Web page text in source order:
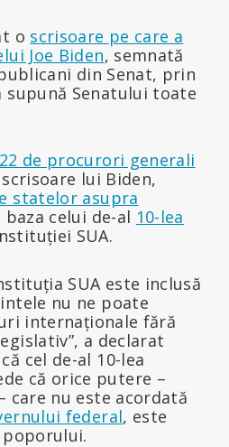
o scrisoare pe care a
Joe Biden, semnată
din Senat, prin
supună Senatului toate
22 de procurori generali
lui Biden,
statelor asupra
baza celui de-al 10-lea
SUA.
SUA este inclusă
nu ne poate
internaționale fără
a declarat
cel de-al 10-lea
că orice putere –
care nu este acordată
federal, este